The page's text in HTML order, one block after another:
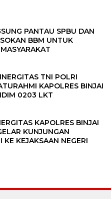
PANTAU SPBU DAN
BBM UNTUK
TNI POLRI
KAPOLRES BINJAI
0203 LKT
KAPOLRES BINJAI
KUNJUNGAN
KE KEJAKSAAN NEGERI